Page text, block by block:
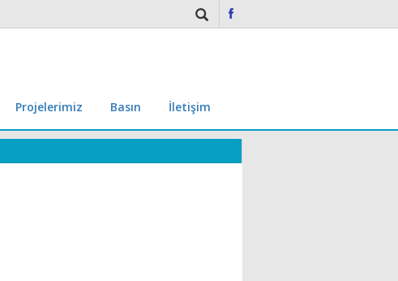
Projelerimiz Basın İletişim